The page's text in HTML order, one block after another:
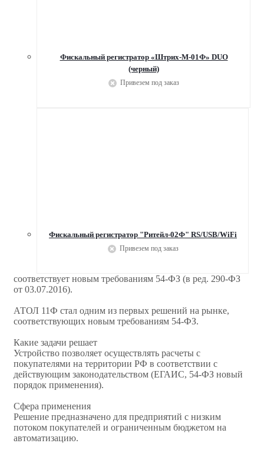
Фискальный регистратор «Штрих-М-01Ф» DUO
(черный)
Привезем под заказ
Фискальный регистратор "Ритейл-02Ф" RS/USB/WiFi
Привезем под заказ
соответствует новым требованиям 54-ФЗ (в ред. 290-ФЗ
от 03.07.2016).
АТОЛ 11Ф стал одним из первых решений на рынке,
соответствующих новым требованиям 54-ФЗ.
Какие задачи решает
Устройство позволяет осуществлять расчеты с
покупателями на территории РФ в соответствии с
действующим законодательством (ЕГАИС, 54-ФЗ новый
порядок применения).
Сфера применения
Решение предназначено для предприятий с низким
потоком покупателей и ограниченным бюджетом на
автоматизацию.